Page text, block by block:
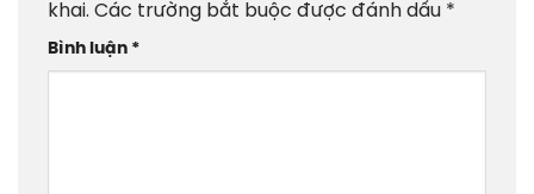
khai. Các trường bắt buộc được đánh dấu *
Bình luận *